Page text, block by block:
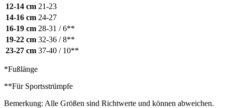
12-14 cm 21-23
14-16 cm 24-27
16-19 cm 28-31 / 6**
19-22 cm 32-36 / 8**
23-27 cm 37-40 / 10**
*Fußlänge
**Für Sportsstrümpfe
Bemerkung: Alle Größen sind Richtwerte und können abweichen.